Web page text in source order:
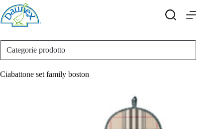
Salta
al
contenuto
Ciabattone set family boston
Categorie prodotto